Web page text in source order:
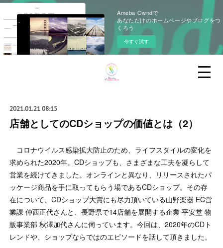
Ameba Owndで
あなただけのホームページやブログをつ
くろう
今すぐ試す
2021.01.21 08:15
店舗としてのCDショップの価値とは（2）
コロナウイルス感染拡大防止のため、ライフスタイルの変化を
求められた2020年。CDショップも、さまざまな工夫を凝らして
営業を続けてきました。オンラインと異なり、リリースされたパ
ッケージ商品を手に取ってもらう場であるCDショップ。その存
在について、CDショップ大賞にも尽力頂いている山野楽器 EC営
業課 仲西正代さんと、長野県で14店舗を展開する企業 平安堂 物
販事業部 秋澤加代さんに伺っています。今回は、2020年のCDト
レンドや、ショップならではのエピソードを話して頂きました。